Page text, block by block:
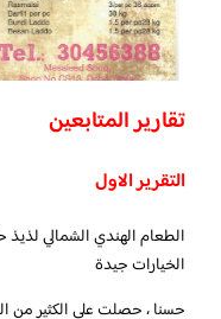
تقارير المتابعين
التقرير الاول
الطعام الهندي الشمالي لذيذ
الخيارات جيدة
حسنا ، حصلت على الكثير من